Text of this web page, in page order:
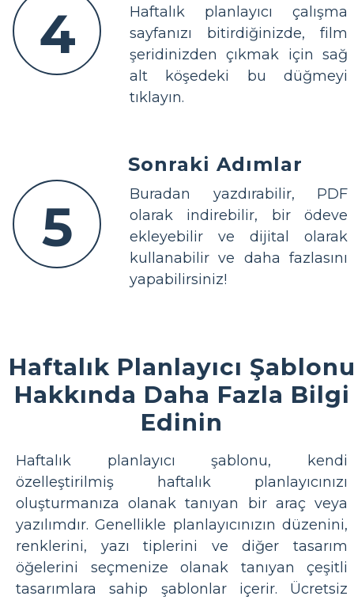
4
Haftalık planlayıcı çalışma
sayfanızı bitirdiğinizde, film
şeridinizden çıkmak için sağ
alt köşedeki bu düğmeyi
tıklayın.
5
Sonraki Adımlar
Buradan yazdırabilir, PDF
olarak indirebilir, bir ödeve
ekleyebilir ve dijital olarak
kullanabilir ve daha fazlasını
yapabilirsiniz!
Haftalık Planlayıcı
Hakkında Daha Fazla Bilgi
Edinin
Haftalık planlayıcı şablonu, kendi
özelleştirilmiş haftalık planlayıcınızı
oluşturmanıza olanak tanıyan bir araç veya
yazılımdır. Genellikle planlayıcınızın düzenini,
renklerini, yazı tiplerini ve diğer tasarım
öğelerini seçmenize olanak tanıyan çeşitli
tasarımlara sahip şablonlar içerir. Ücretsiz